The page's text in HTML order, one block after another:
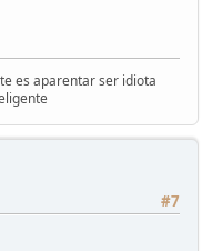
es aparentar ser idiota
#7